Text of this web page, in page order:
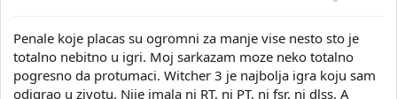
Penale koje placas su ogromni za manje vise nesto sto je
totalno nebitno u igri. Moj sarkazam moze neko totalno
pogresno da protumaci. Witcher 3 je najbolja igra koju sam
odigrao u zivotu. Nije imala ni RT, ni PT, ni fsr, ni dlss. A